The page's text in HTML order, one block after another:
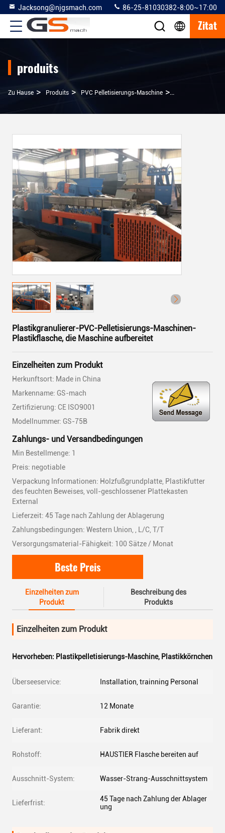
Jacksong@njgsmach.com 86-25-81030382-8:00~17:00
Zitat
produits
Zu Hause > Produits > PVC Pelletisierungs-Maschine >
Plastikgranulierer-PVC-Pelletisierungs-Maschinen-
Plastikflasche, die Maschine aufbereitet
Einzelheiten zum Produkt
Herkunftsort: Made in China
Markenname: GS-mach
Zertifizierung: CE ISO9001
Modellnummer: GS-75B
Zahlungs- und Versandbedingungen
Min Bestellmenge: 1
Preis: negotiable
Verpackung Informationen: Holzfußgrundplatte, Plastikfutter
des feuchten Beweises, voll-geschlossener Plattekasten
External
Lieferzeit: 45 Tage nach Zahlung der Ablagerung
Zahlungsbedingungen: Western Union, , L/C, T/T
Versorgungsmaterial-Fähigkeit: 100 Sätze / Monat
Beste Preis
Einzelheiten zum
Produkt
Beschreibung des
Produkts
Einzelheiten zum Produkt
Hervorheben: Plastikpelletisierungs-Maschine, Plastikkörnchen
Überseeservice: Installation, trainning Personal
Garantie: 12 Monate
Lieferant: Fabrik direkt
Rohstoff: HAUSTIER Flasche bereiten auf
Ausschnitt-System: Wasser-Strang-Ausschnittsystem
Lieferfrist:
45 Tage nach Zahlung der Ablager
ung